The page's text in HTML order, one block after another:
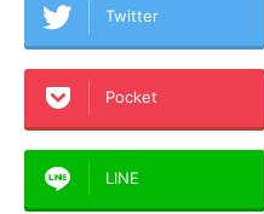
Twitter
Pocket
LINE